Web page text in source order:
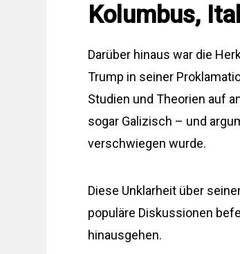
Kolumbus,
Darüber hinaus war die
Trump in seiner
Studien und Theorien auf
sogar Galizisch – und
verschwiegen wurde.
Diese Unklarheit über
populäre Diskussionen
hinausgehen.